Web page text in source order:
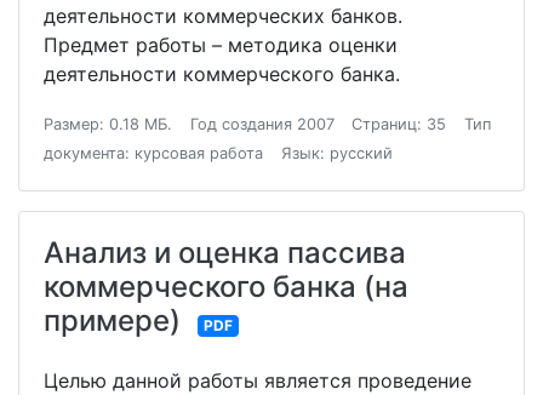
деятельности коммерческих банков.
Предмет работы – методика оценки
деятельности коммерческого банка.
Размер: 0.18 МБ. Год создания 2007 Страниц: 35
Тип
документа: курсовая работа
Язык: русский
Анализ и оценка пассива
коммерческого банка (на
примере)
PDF
Целью данной работы является проведение